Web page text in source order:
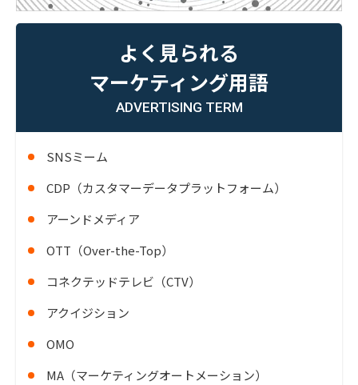
よく見られる
マーケティング用語
ADVERTISING TERM
SNSミーム
CDP（カスタマーデータプラットフォーム）
アーンドメディア
OTT（Over-the-Top）
コネクテッドテレビ（CTV）
アクイジション
OMO
MA（マーケティングオートメーション）